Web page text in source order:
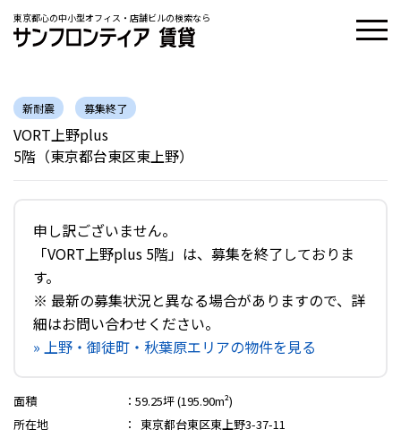
東京都心の中小型オフィス・店舗ビルの検索なら
新耐震 募集終了
VORT上野plus
5階（東京都台東区東上野）
申し訳ございません。
「VORT上野plus 5階」は、募集を終了しておりま
す。
※ 最新の募集状況と異なる場合がありますので、詳
細はお問い合わせください。
» 上野・御徒町・秋葉原エリアの物件を見る
面積 ： 59.25坪 (195.90m²)
所在地
：
東京都台東区東上野3-37-11